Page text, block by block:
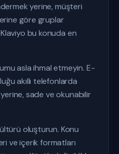
yerine, müşteri
göre gruplar
bu konuda en
asla ihmal etmeyin. E-
akıllı telefonlarda
yerine, sade ve okunabilir
oluşturun. Konu
ve içerik formatları